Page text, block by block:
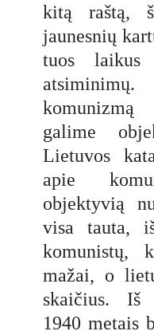
kitą raštą,
jaunesnių
tuos
atsiminimų.
galime
Lietuvos
apie
objektyvią
visa tauta,
komunistų,
mažai, o
skaičius. Iš
1940 metais